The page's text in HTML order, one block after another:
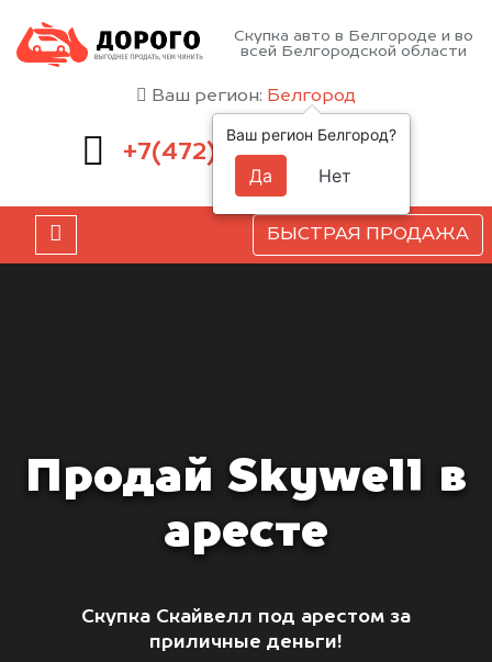
Скупка авто в Белгороде и во
всей Белгородской области
Ваш регион: Белгород
+7(472) 220-54-52
БЫСТРАЯ ПРОДАЖА
Продай Skywell в
аресте
Скупка Скайвелл под арестом за
приличные деньги!
Ваш регион Белгород?
Да Нет